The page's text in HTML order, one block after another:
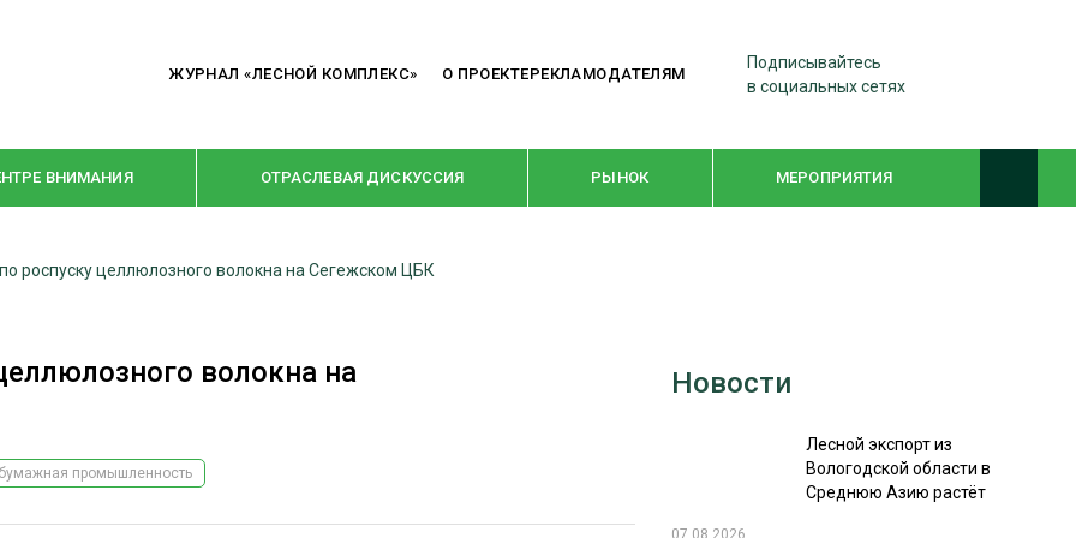
ЖУРНАЛ «ЛЕСНОЙ КОМПЛЕКС» О ПРОЕКТЕРЕКЛАМОДАТЕЛЯМ
Подписывайтесь
в социальных сетях
ВНИМАНИЯ ОТРАСЛЕВАЯ ДИСКУССИЯ РЫНОК МЕРОПРИЯТИЯ
РУБРИКИ
КРУПНЫМ ПЛАНОМ WOODEX-2021
СУШКА ДРЕВЕСИНЫ
роспуску целлюлозного волокна на Сегежском ЦБК
волокна на
промышленность
Новости
Лесной экспорт из
Вологодской области в
Среднюю Азию растёт
07.08.2026